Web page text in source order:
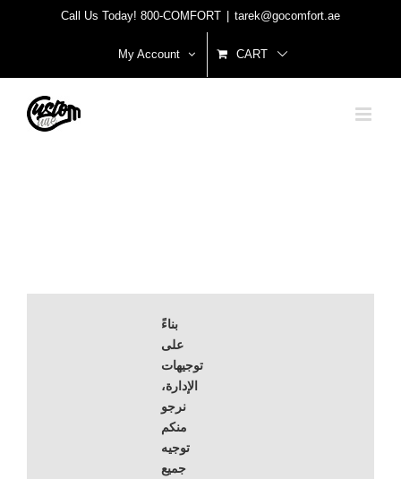
Call Us Today! 800-COMFORT tarek@gocomfort.ae
My Account CART
بناءً
على
توجيهات
الإدارة،
نرجو
منكم
توجيه
جميع